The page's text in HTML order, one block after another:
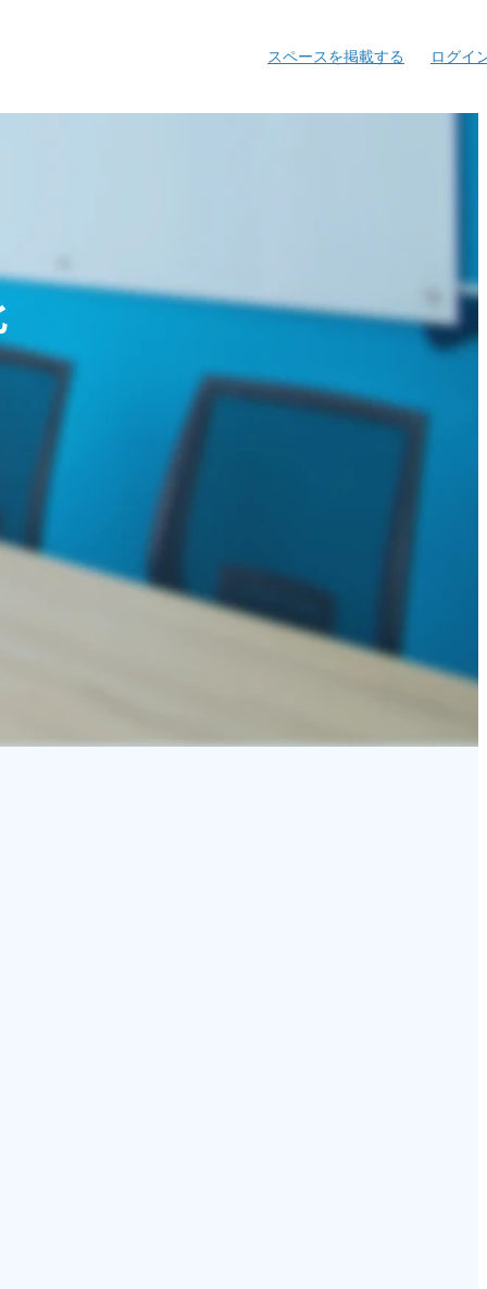
スペースを掲載する ログイ
スペースを掲載する ログイ